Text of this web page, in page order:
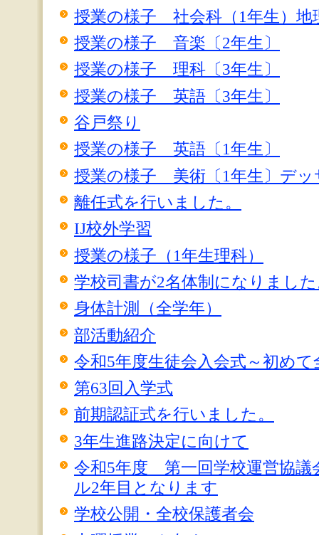
授業の様子 社会科（1年生）地
授業の様子 音楽〔2年生〕
授業の様子 理科〔3年生〕
授業の様子 英語〔3年生〕
谷戸祭り
授業の様子 英語〔1年生〕
授業の様子 美術〔1年生〕デッ
離任式を行いました。
IJ校外学習
授業の様子（1年生理科）
学校司書が2名体制になりまし
身体計測（全学年）
部活動紹介
令和5年度生徒会入会式～初め
第63回入学式
前期認証式を行いました。
3年生進路決定に向けて
令和5年度 第一回学校運営協議
ル2年目となります
学校公開・全校保護者会